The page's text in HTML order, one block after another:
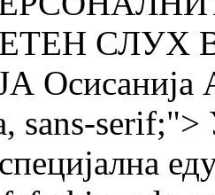
СЛУХ
sans-